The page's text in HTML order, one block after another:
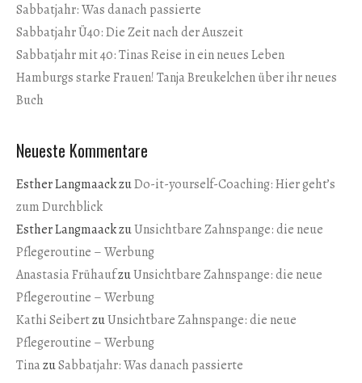
Sabbatjahr: Was danach passierte
Sabbatjahr Ü40: Die Zeit nach der Auszeit
Sabbatjahr mit 40: Tinas Reise in ein neues Leben
Hamburgs starke Frauen! Tanja Breukelchen über ihr neues
Buch
Neueste Kommentare
Esther LangmaackzuDo-it-yourself-Coaching: Hier geht’s
zum Durchblick
Esther LangmaackzuUnsichtbare Zahnspange: die neue
Pflegeroutine – Werbung
Anastasia FrühaufzuUnsichtbare Zahnspange: die neue
Pflegeroutine – Werbung
Kathi SeibertzuUnsichtbare Zahnspange: die neue
Pflegeroutine – Werbung
TinazuSabbatjahr: Was danach passierte